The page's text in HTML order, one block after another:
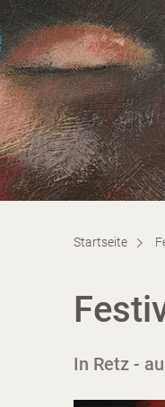
Startseite
In Retz -